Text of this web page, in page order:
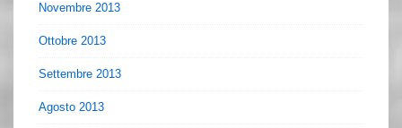
Novembre 2013
Ottobre 2013
Settembre 2013
Agosto 2013